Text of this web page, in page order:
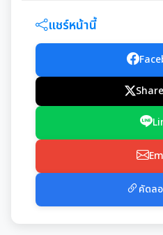
การเสริมสร้างและพัฒน
เกร็ดความรู้ที่เกี่ยวข้อง
ผลการคัดเลือกพนักงา
ซักซ้อมแนวทางปฏิบัติก
การกำหนดอายุการใช้งา
หลักเกณฑ์การบริหารแ
แผนการบริหารและพัฒ
รายงานผลการบริหาร
ประจำปี
ประมวลจริยธรรมสำหรั
การขับเคลื่อนจริยธรรม
องค์กรสุขภาวะ
การป้องกันการทุจริต
แนวปฏิบัติการจัดการเรื่
ข้อมูลสถิติเรื่องร้องเรีย
นโยบายไม่รับของขวัญ
การมีส่วนร่วมของผู้บริห
การเปิดโอกาสให้มีการ
ภารกิจของหน่วยงาน
การขับเคลื่อนนโยบาย No
ประกาศเจตนารมณ์นโ
การขับเคลื่อนนโยบาย
รายงานผลการดำเนินง
Policy
มาตรการส่งเสริมคุณธรรมแ
การนำผลการประเมิน
รายงานผลการดำเนินก
ความโปร่งใสภายในหน่ว
มาตรการให้ผู้มีส่วนได้เ
แชร์หน้านี้
คัดล